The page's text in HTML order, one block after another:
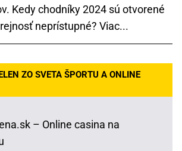
Kedy chodníky 2024 sú otvorené
neprístupné? Viac...
ZO SVETA ŠPORTU A ONLINE
– Online casina na